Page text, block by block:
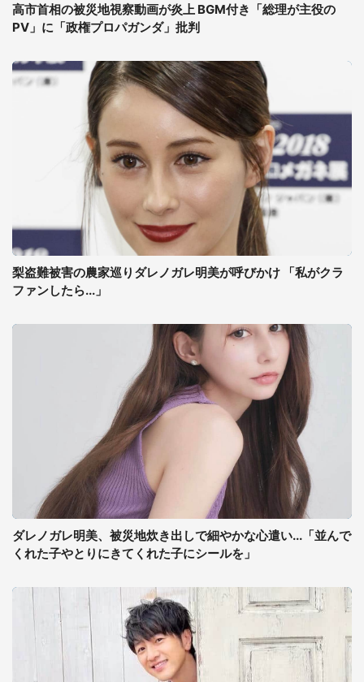
高市首相の被災地視察動画が炎上 BGM付き「総理が主役の
PV」に「政権プロパガンダ」批判
梨盗難被害の農家巡りダレノガレ明美が呼びかけ 「私がクラ
ファンしたら...」
ダレノガレ明美、被災地炊き出しで細やかな心遣い...「並んで
くれた子やとりにきてくれた子にシールを」